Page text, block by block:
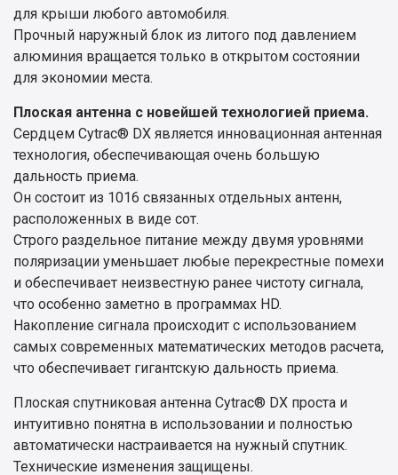
для крыши любого автомобиля.
Прочный наружный блок из литого под давлением
алюминия вращается только в открытом состоянии
для экономии места.
Плоская антенна с новейшей технологией приема.
Сердцем Cytrac® DX является инновационная антенная
технология, обеспечивающая очень большую
дальность приема.
Он состоит из 1016 связанных отдельных антенн,
расположенных в виде сот.
Строго раздельное питание между двумя уровнями
поляризации уменьшает любые перекрестные помехи
и обеспечивает неизвестную ранее чистоту сигнала,
что особенно заметно в программах HD.
Накопление сигнала происходит с использованием
самых современных математических методов расчета,
что обеспечивает гигантскую дальность приема.
Плоская спутниковая антенна Cytrac® DX проста и
интуитивно понятна в использовании и полностью
автоматически настраивается на нужный спутник.
Технические изменения защищены.